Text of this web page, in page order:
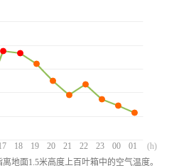
18 19 20 21 22 23 00 01 (h)
地面1.5米高度上百叶箱中的空气温度。